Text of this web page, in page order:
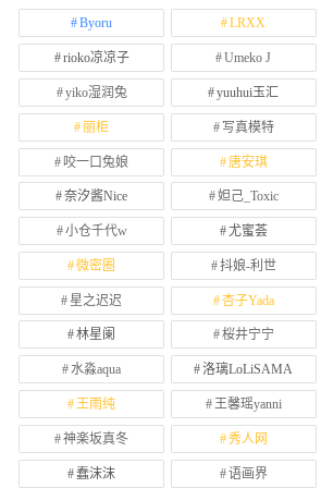
Byoru LRXX
rioko凉凉子 Umeko J
yiko湿润兔 yuuhui玉汇
丽柜 写真模特
咬一口兔娘 唐安琪
奈汐酱Nice 妲己_Toxic
小仓千代w 尤蜜荟
微密圈 抖娘-利世
星之迟迟 杏子Yada
林星阑 桜井宁宁
水淼aqua 洛璃LoLiSAMA
王雨纯 王馨瑶yanni
神楽坂真冬 秀人网
蠢沫沫 语画界